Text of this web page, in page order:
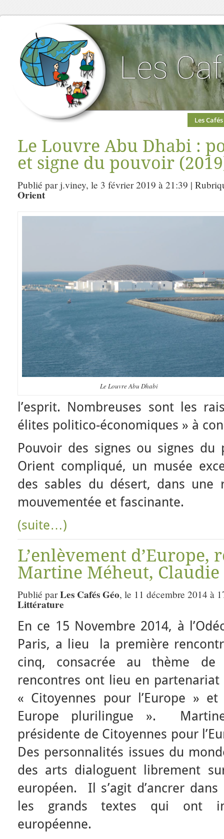
Les Cafés
Le Louvre Abu Dhabi :
et signe du pouvoir
Publié par j.viney, le 3 février 2019 à 21:39 |
Orient
Le Louvre Abu Dhabi
l’esprit. Nombreuses sont les
élites politico-économiques » à
Pouvoir des signes ou signes du
Orient compliqué, un musée
des sables du désert, dans une
mouvementée et fascinante.
(suite…)
L’enlèvement d’Europe,
Martine Méheut, Claudie
Publié parLes Cafés Géo, le 11 décembre 2014 à
Littérature
En ce 15 Novembre 2014, à
Paris, a lieu la première
cinq, consacrée au thème
rencontres ont lieu en partenariat
« Citoyennes pour l’Europe »
Europe plurilingue ».
présidente de Citoyennes pour
Des personnalités issues du
des arts dialoguent librement
européen. Il s’agit d’ancrer
les grands textes qui ont
européenne.